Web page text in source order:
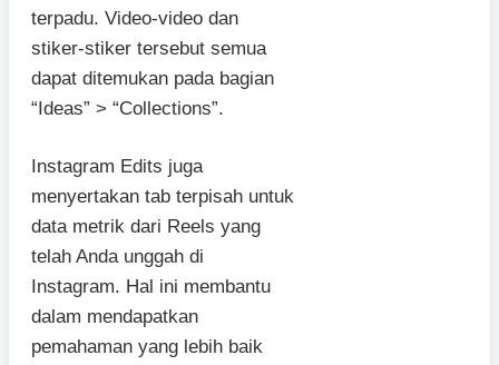
terpadu. Video-video dan
stiker-stiker tersebut semua
dapat ditemukan pada bagian
“Ideas” > “Collections”.
Instagram Edits juga
menyertakan tab terpisah untuk
data metrik dari Reels yang
telah Anda unggah di
Instagram. Hal ini membantu
dalam mendapatkan
pemahaman yang lebih baik